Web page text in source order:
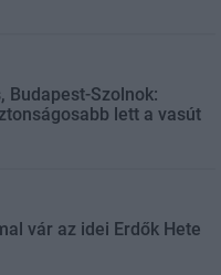
Budapest-Szolnok:
lett a vasút
vár az idei Erdők Hete